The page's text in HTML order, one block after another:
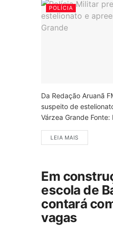
POLÍCIA
Da Redação Aruanã
suspeito de
Várzea Grande Fonte:
LEIA MAIS
Em
escola de
contará
vagas